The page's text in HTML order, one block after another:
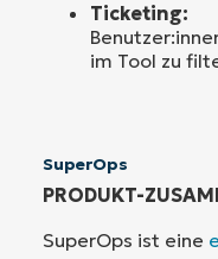
Ticketing:
im Tool zu
SuperOps
PRODUKT-
SuperOps ist eine